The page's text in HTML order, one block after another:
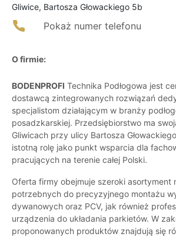
Gliwice, Bartosza Głowackiego 5b
Pokaż numer telefonu
O firmie:
BODENPROFI Technika Podłogowa jest
dostawcą zintegrowanych rozwiązań
specjalistom działającym w branży
posadzkarskiej. Przedsiębiorstwo ma
Gliwicach przy ulicy Bartosza
istotną rolę jako punkt wsparcia dla
pracujących na terenie całej Polski.
Oferta firmy obejmuje szeroki asortyment
potrzebnych do precyzyjnego montażu
dywanowych oraz PCV, jak również
urządzenia do układania parkietów. W
proponowanych produktów znajdują się